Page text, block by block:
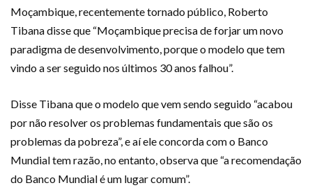
Moçambique, recentemente tornado público, Roberto
Tibana disse que “Moçambique precisa de forjar um novo
paradigma de desenvolvimento, porque o modelo que tem
vindo a ser seguido nos últimos 30 anos falhou”.
Disse Tibana que o modelo que vem sendo seguido “acabou
por não resolver os problemas fundamentais que são os
problemas da pobreza”, e aí ele concorda com o Banco
Mundial tem razão, no entanto, observa que “a recomendação
do Banco Mundial é um lugar comum”.